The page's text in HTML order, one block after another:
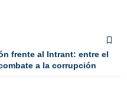
frente al Intrant: entre el
a la corrupción